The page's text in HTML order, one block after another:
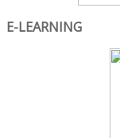
E-LEARNING